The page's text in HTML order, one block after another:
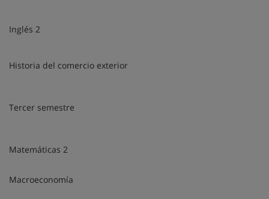
Inglés 2
Historia del comercio exterior
Tercer semestre
Matemáticas 2
Macroeconomía